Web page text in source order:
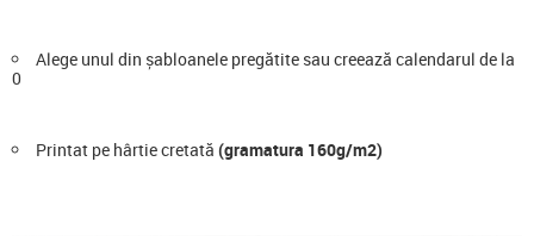
Alege unul din șabloanele pregătite sau creează calendarul de la
0
Printat pe hârtie cretată (gramatura 160g/m2)